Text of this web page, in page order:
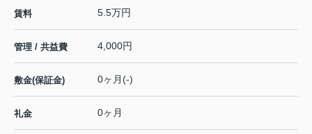
賃料 5.5万円
管理 / 共益費 4,000円
敷金(保証金) 0ヶ月(-)
礼金 0ヶ月